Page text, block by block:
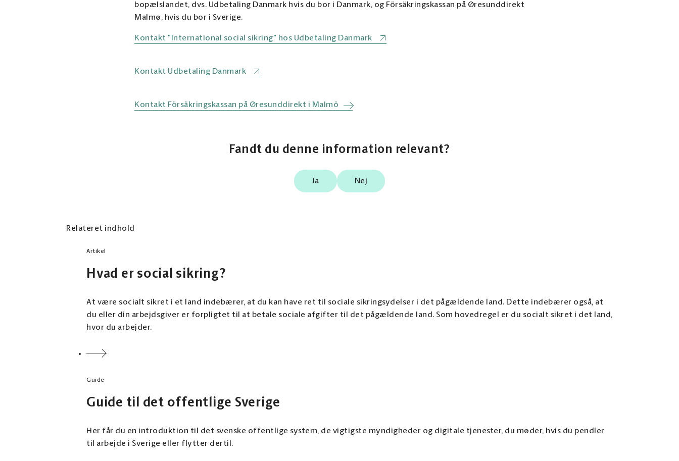
bopælslandet, dvs. Udbetaling Danmark hvis du bor i Danmark, og Försäkringskassan på Øresunddirekt
Malmø, hvis du bor i Sverige.
Kontakt "International social sikring" hos Udbetaling Danmark
Kontakt Udbetaling Danmark
Kontakt Försäkringskassan på Øresunddirekt i Malmö
Fandt du denne information relevant?
Ja Nej
Relateret indhold
Artikel
Hvad er social sikring?
At være socialt sikret i et land indebærer, at du kan have ret til sociale sikringsydelser i det pågældende land. Dette indebærer også, at
du eller din arbejdsgiver er forpligtet til at betale sociale afgifter til det pågældende land. Som hovedregel er du socialt sikret i det land,
hvor du arbejder.
Guide
Guide til det offentlige Sverige
Her får du en introduktion til det svenske offentlige system, de vigtigste myndigheder og digitale tjenester, du møder, hvis du pendler
til arbejde i Sverige eller flytter dertil.